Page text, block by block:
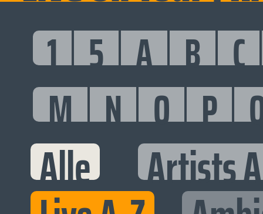
1 5 A B C
M N O P
Alle Artists